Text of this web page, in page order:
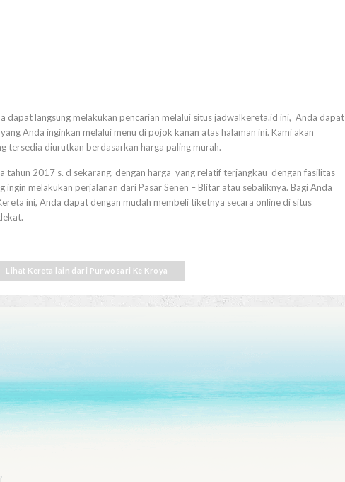
dapat langsung melakukan pencarian melalui situs jadwalkereta.id ini, Anda dapat
Anda inginkan melalui menu di pojok kanan atas halaman ini. Kami akan
tersedia diurutkan berdasarkan harga paling murah.
tahun 2017 s. d sekarang, dengan harga yang relatif terjangkau dengan fasilitas
ingin melakukan perjalanan dari Pasar Senen – Blitar atau sebaliknya. Bagi Anda
ini, Anda dapat dengan mudah membeli tiketnya secara online di situs
Lihat Kereta lain dari Purwosari Ke Kroya